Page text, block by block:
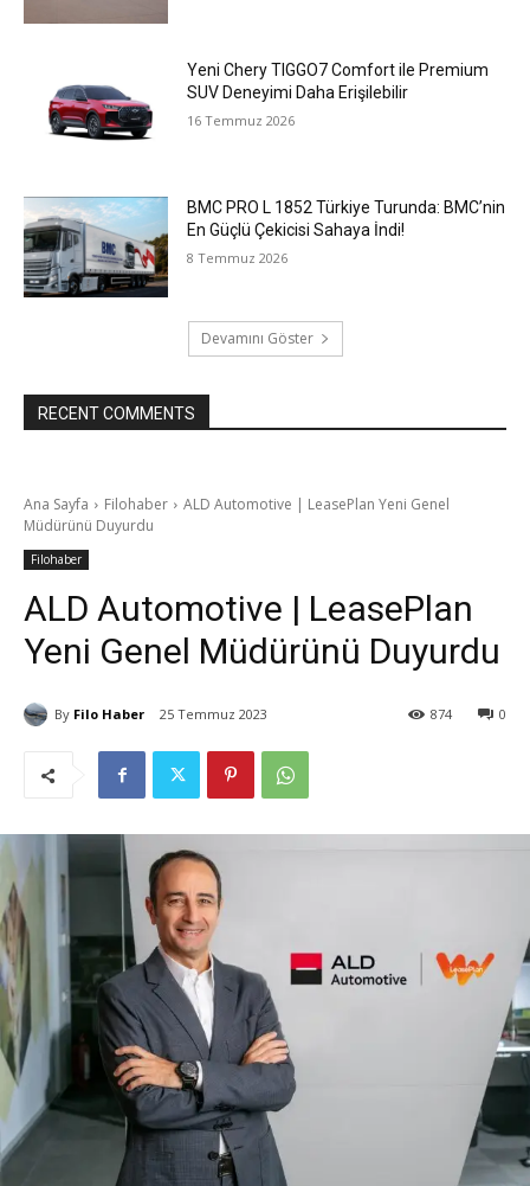
Yeni Chery TIGGO7 Comfort ile Premium
SUV Deneyimi Daha Erişilebilir
16 Temmuz 2026
BMC PRO L 1852 Türkiye Turunda: BMC’nin
En Güçlü Çekicisi Sahaya İndi!
8 Temmuz 2026
Devamını Göster
RECENT COMMENTS